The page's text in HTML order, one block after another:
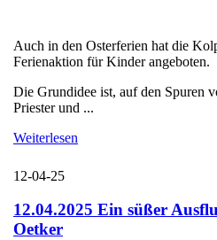
Auch in den Osterferien hat die
Ferienaktion für Kinder angeboten.
Die Grundidee ist, auf den Spuren
Priester und ...
Weiterlesen
12-04-25
12.04.2025 Ein süßer
Oetker